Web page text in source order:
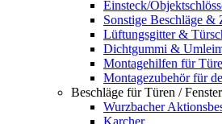
Einsteck/
Sonstige Beschläge &
Lüftungsgitter &
Dichtgummi &
Montagehilfen für
Montagezubehör für
Beschläge für Türen / Fenster
Wurzbacher